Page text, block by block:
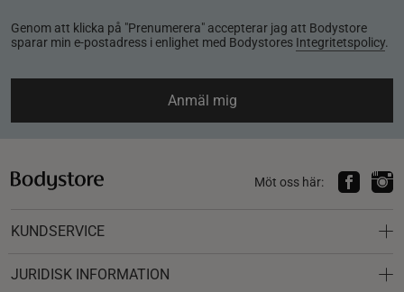
Genom att klicka på "Prenumerera" accepterar jag att Bodystore
sparar min e-postadress i enlighet med Bodystores Integritetspolicy.
Anmäl mig
Möt oss här:
KUNDSERVICE
JURIDISK INFORMATION